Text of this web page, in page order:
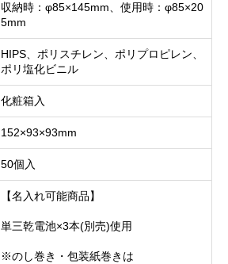
収納時：φ85×145mm、使用時：φ85×20
5mm
HIPS、ポリスチレン、ポリプロピレン、
ポリ塩化ビニル
化粧箱入
152×93×93mm
50個入
【名入れ可能商品】
単三乾電池×3本(別売)使用
※のし巻き・包装紙巻きは